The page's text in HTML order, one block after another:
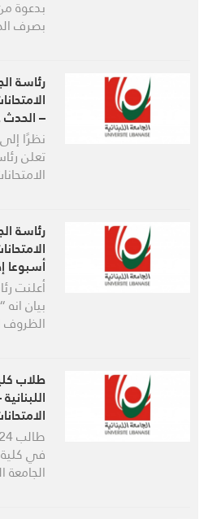
بدعوة
بصرف
رئاسة
2026
نظرًا
تعلن
رئاسة
أسبوعا
أعلنت
بيان
الظروف
طلاب
في كلية
الجامعة